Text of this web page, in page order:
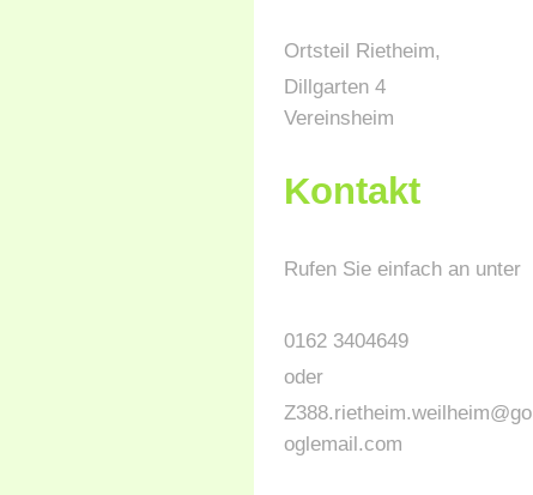
Ortsteil Rietheim,
Dillgarten 4
Vereinsheim
Kontakt
Rufen Sie einfach an unter
0162 3404649
oder
Z388.rietheim.weilheim@go
oglemail.com